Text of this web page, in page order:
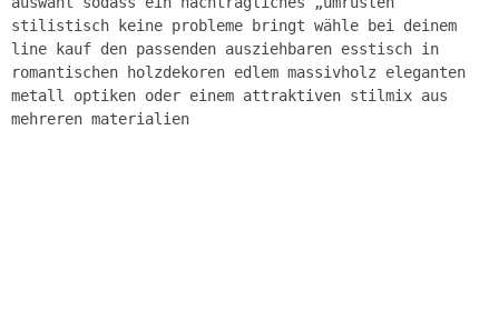
stilistisch keine probleme bringt wähle bei deinem
line kauf den passenden ausziehbaren esstisch in
romantischen holzdekoren edlem massivholz eleganten
metall optiken oder einem attraktiven stilmix aus
mehreren materialien